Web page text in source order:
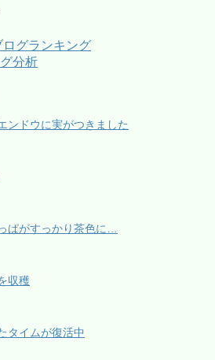
ンドウに実がつきました
ぱがすっかり茶色に…
収穫
タイムが復活中